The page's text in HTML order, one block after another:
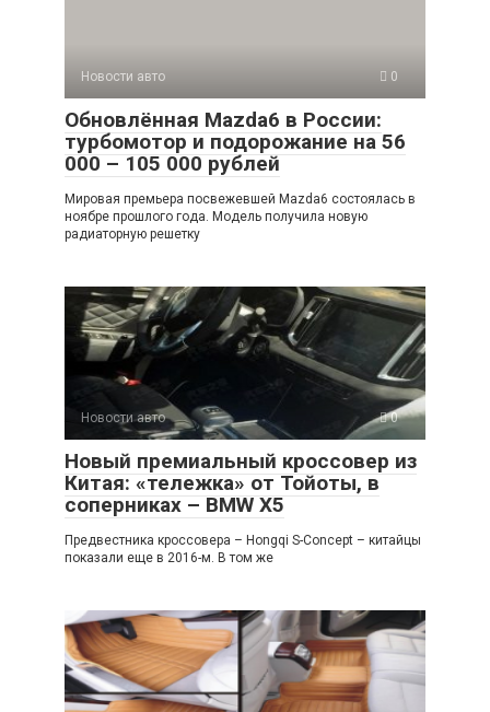
Новости авто 0
Обновлённая Mazda6 в России:
турбомотор и подорожание на 56
000 – 105 000 рублей
Мировая премьера посвежевшей Mazda6 состоялась в
ноябре прошлого года. Модель получила новую
радиаторную решетку
Новости авто 0
Новый премиальный кроссовер из
Китая: «тележка» от Тойоты, в
соперниках – BMW X5
Предвестника кроссовера – Hongqi S-Concept – китайцы
показали еще в 2016-м. В том же